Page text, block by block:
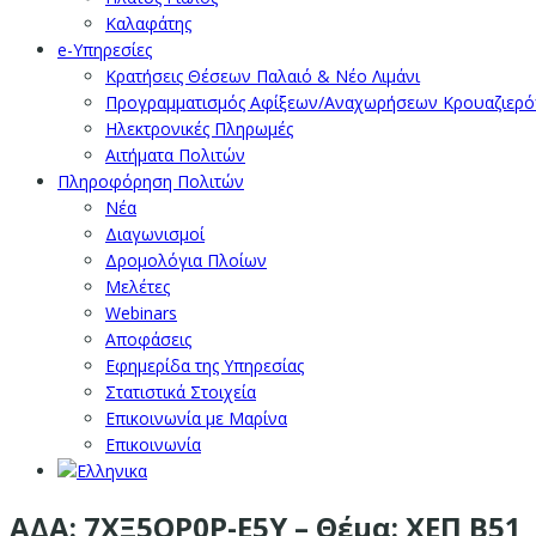
Καλαφάτης
e-Υπηρεσίες
Κρατήσεις Θέσεων Παλαιό & Νέο Λιμάνι
Προγραμματισμός Αφίξεων/Αναχωρήσεων
Ηλεκτρονικές Πληρωμές
Αιτήματα Πολιτών
Πληροφόρηση Πολιτών
Νέα
Διαγωνισμοί
Δρομολόγια Πλοίων
Μελέτες
Webinars
Αποφάσεις
Εφημερίδα της Υπηρεσίας
Στατιστικά Στοιχεία
Επικοινωνία με Μαρίνα
Επικοινωνία
ΑΔΑ: 7ΧΞ5ΟΡ0Ρ-Ε5Υ – Θέμα: ΧΕΠ Β51